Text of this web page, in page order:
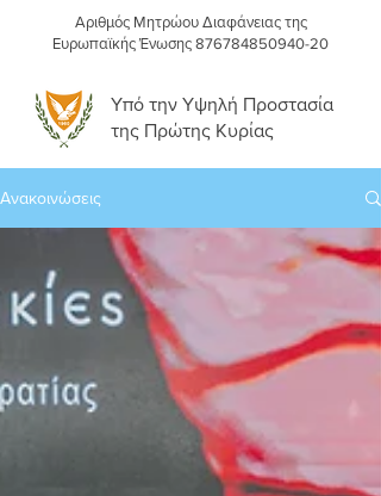
Αριθμός Μητρώου Διαφάνειας της
Ευρωπαϊκής Ένωσης 876784850940-20
Υπό την Υψηλή Προστασία
της Πρώτης Κυρίας
Ανακοινώσεις